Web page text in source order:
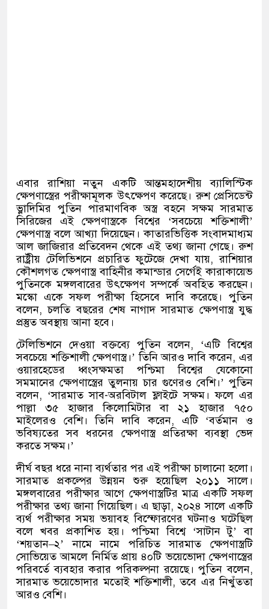
এবার রাশিয়া নতুন একটি আন্তমহাদেশীয় ব্যালিস্টিক
ক্ষেপণাস্ত্রের পরীক্ষামূলক উৎক্ষেপণ করেছে। রুশ প্রেসিডেন্ট
ভ্লাদিমির পুতিন পারমাণবিক অস্ত্র বহনে সক্ষম সারমাত
সিরিজের এই ক্ষেপণাস্ত্রকে বিশ্বের ‘সবচেয়ে শক্তিশালী’
ক্ষেপণাস্ত্র বলে আখ্যা দিয়েছেন। কাতারভিত্তিক সংবাদমাধ্যম
আল জাজিরার প্রতিবেদন থেকে এই তথ্য জানা গেছে। রুশ
রাষ্ট্রীয় টেলিভিশনে প্রচারিত ফুটেজে দেখা যায়, রাশিয়ার
কৌশলগত ক্ষেপণাস্ত্র বাহিনীর কমান্ডার সের্গেই কারাকায়েভ
পুতিনকে মঙ্গলবারের উৎক্ষেপণ সম্পর্কে অবহিত করছেন।
মস্কো একে সফল পরীক্ষা হিসেবে দাবি করেছে। পুতিন
বলেন, চলতি বছরের শেষ নাগাদ সারমাত ক্ষেপণাস্ত্র যুদ্ধ
প্রস্তুত অবস্থায় আনা হবে।
টেলিভিশনে দেওয়া বক্তব্যে পুতিন বলেন, ‘এটি বিশ্বের
সবচেয়ে শক্তিশালী ক্ষেপণাস্ত্র।’ তিনি আরও দাবি করেন, এর
ওয়ারহেডের ধ্বংসক্ষমতা পশ্চিমা বিশ্বের যেকোনো
সমমানের ক্ষেপণাস্ত্রের তুলনায় চার গুণেরও বেশি।’ পুতিন
বলেন, ‘সারমাত সাব-অরবিটাল ফ্লাইটে সক্ষম। ফলে এর
পাল্লা ৩৫ হাজার কিলোমিটার বা ২১ হাজার ৭৫০
মাইলেরও বেশি। তিনি দাবি করেন, এটি ‘বর্তমান ও
ভবিষ্যতের সব ধরনের ক্ষেপণাস্ত্র প্রতিরক্ষা ব্যবস্থা ভেদ
করতে সক্ষম।’
দীর্ঘ বছর ধরে নানা ব্যর্থতার পর এই পরীক্ষা চালানো হলো।
সারমাত প্রকল্পের উন্নয়ন শুরু হয়েছিল ২০১১ সালে।
মঙ্গলবারের পরীক্ষার আগে ক্ষেপণাস্ত্রটির মাত্র একটি সফল
পরীক্ষার তথ্য জানা গিয়েছিল। এ ছাড়া, ২০২৪ সালে একটি
ব্যর্থ পরীক্ষার সময় ভয়াবহ বিস্ফোরণের ঘটনাও ঘটেছিল
বলে খবর প্রকাশিত হয়। পশ্চিমা বিশ্বে ‘সাটান টু’ বা
‘শয়তান–২’ নামে নামে পরিচিত সারমাত ক্ষেপণাস্ত্রটি
সোভিয়েত আমলে নির্মিত প্রায় ৪০টি ভয়েভোদা ক্ষেপণাস্ত্রের
পরিবর্তে ব্যবহার করার পরিকল্পনা রয়েছে। পুতিন বলেন,
সারমাত ভয়েভোদার মতোই শক্তিশালী, তবে এর নিখুঁততা
আরও বেশি।